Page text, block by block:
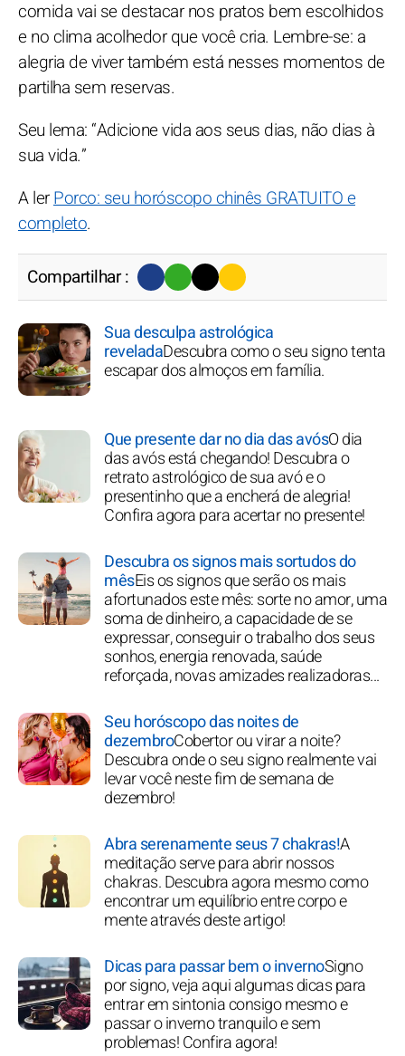
comida vai se destacar nos pratos bem escolhidos
e no clima acolhedor que você cria. Lembre-se: a
alegria de viver também está nesses momentos de
partilha sem reservas.
Seu lema: “Adicione vida aos seus dias, não dias à
sua vida.”
A lerPorco: seu horóscopo chinês GRATUITO e
completo.
Compartilhar :
Sua desculpa astrológica
reveladaDescubra como o seu signo tenta
escapar dos almoços em família.
Que presente dar no dia das avósO dia
das avós está chegando! Descubra o
retrato astrológico de sua avó e o
presentinho que a encherá de alegria!
Confira agora para acertar no presente!
Descubra os signos mais sortudos do
mêsEis os signos que serão os mais
afortunados este mês: sorte no amor, uma
soma de dinheiro, a capacidade de se
expressar, conseguir o trabalho dos seus
sonhos, energia renovada, saúde
reforçada, novas amizades realizadoras...
Seu horóscopo das noites de
dezembroCobertor ou virar a noite?
Descubra onde o seu signo realmente vai
levar você neste fim de semana de
dezembro!
Abra serenamente seus 7 chakras!A
meditação serve para abrir nossos
chakras. Descubra agora mesmo como
encontrar um equilíbrio entre corpo e
mente através deste artigo!
Dicas para passar bem o invernoSigno
por signo, veja aqui algumas dicas para
entrar em sintonia consigo mesmo e
passar o inverno tranquilo e sem
problemas! Confira agora!